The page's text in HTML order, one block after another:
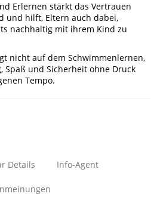
Erlernen stärkt das Vertrauen
und hilft, Eltern auch dabei,
nachhaltig mit ihrem Kind zu
nicht auf dem Schwimmenlernen,
Spaß und Sicherheit ohne Druck
Tempo.
Details Info-Agent